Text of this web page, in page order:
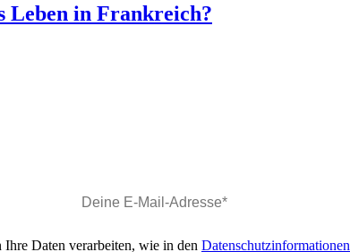
Leben in Frankreich?
Daten verarbeiten, wie in den Datenschutzinformationen